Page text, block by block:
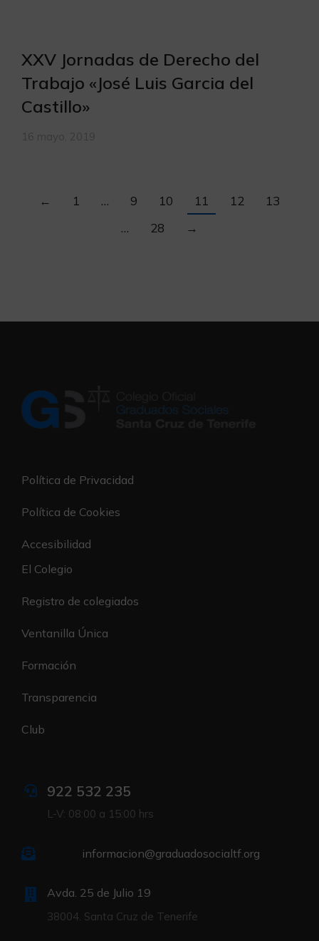
XXV Jornadas de Derecho del
Trabajo «José Luis Garcia del
Castillo»
← 1 … 9 10 11 12
13
…
28 →
Política de Privacidad
Política de Cookies
Accesibilidad
El Colegio
Registro de colegiados
Ventanilla Única
Formación
Transparencia
Club
922 532 235
L-V: 08:00 a 15:00 hrs
informacion@graduadosocialtf.org
Avda. 25 de Julio 19
38004. Santa Cruz de Tenerife